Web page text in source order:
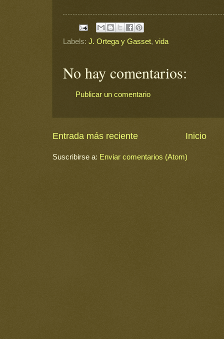
Labels: J. Ortega y Gasset, vida
No hay comentarios:
Publicar un comentario
Entrada más reciente Inicio
Suscribirse a: Enviar comentarios (Atom)